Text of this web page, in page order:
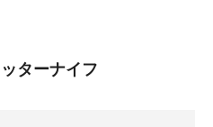
ターナイフ